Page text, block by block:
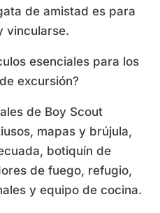
de amistad es para
vincularse.
esenciales para los
excursión?
de Boy Scout
mapas y brújula,
botiquín de
de fuego, refugio,
y equipo de cocina.